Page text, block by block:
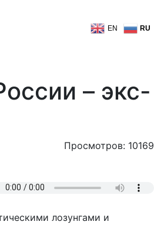
EN RU
– экс-
Просмотров: 10169
лозунгами и